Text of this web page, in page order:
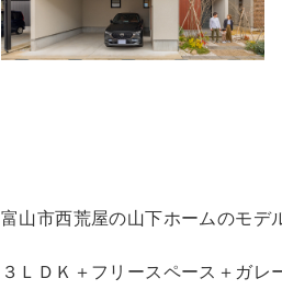
富山市西荒屋の山下ホームのモデ
３ＬＤＫ＋フリースペース＋ガレ